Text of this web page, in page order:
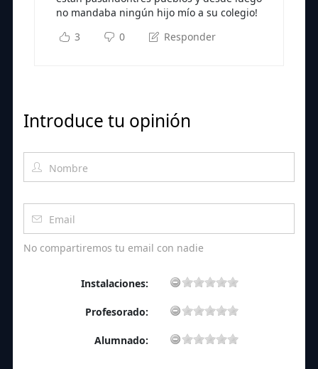
no mandaba ningún hijo mío a su colegio!
3
0 Responder
Introduce tu opinión
No compartiremos tu email con nadie
Instalaciones:
Profesorado:
Alumnado: